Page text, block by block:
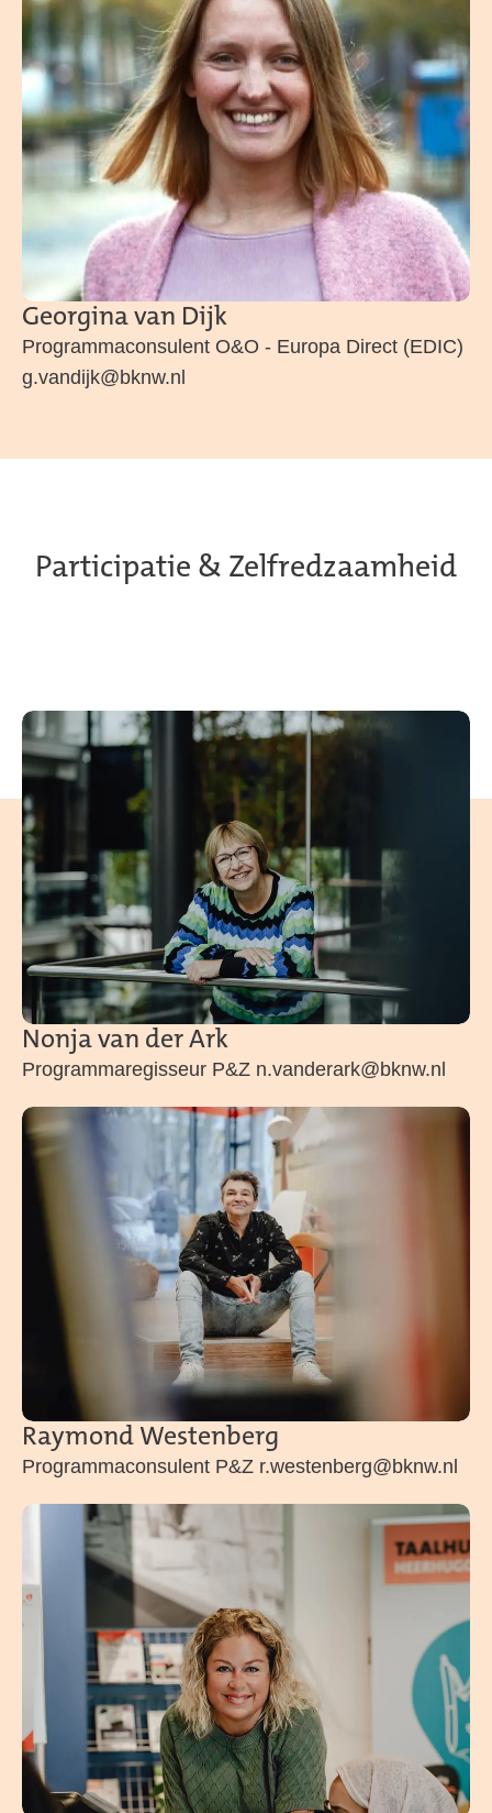
Georgina van Dijk
Programmaconsulent O&O - Europa Direct (EDIC)
g.vandijk@bknw.nl
Participatie & Zelfredzaamheid
Nonja van der Ark
Programmaregisseur P&Z n.vanderark@bknw.nl
Raymond Westenberg
Programmaconsulent P&Z r.westenberg@bknw.nl